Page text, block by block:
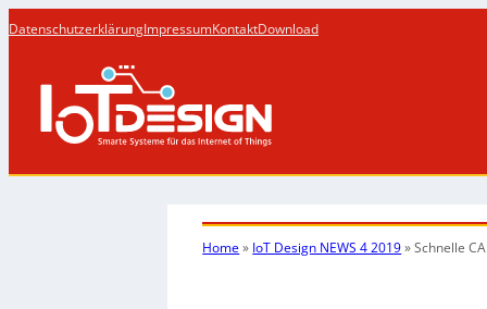
DatenschutzerklärungImpressumKontaktDownload
Home» IoT Design NEWS 4 2019»Schnelle